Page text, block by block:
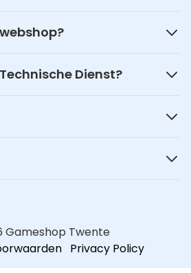
Dienst?
Gameshop Twente
Privacy Policy